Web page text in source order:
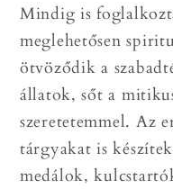
Mindig is
meglehetősen
ötvöződik a
állatok, sőt a
szeretetemmel. Az
tárgyakat is
medálok,